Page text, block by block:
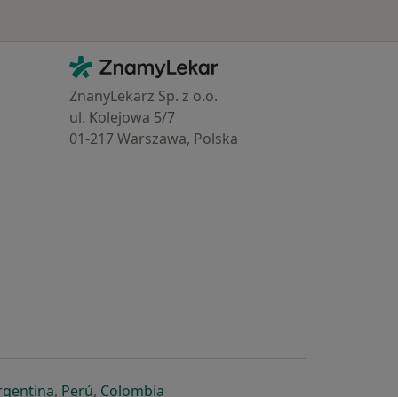
Kontakt
ZnamyLekar - Hlavní stránka
ZnanyLekarz Sp. z o.o.
ul. Kolejowa 5/7
01-217 Warszawa, Polska
záložce
nové záložce
v nové záložce
se otevře v nové záložce
, Perúse otevře v nové záložce
, Colombiase otevře v nové záložce